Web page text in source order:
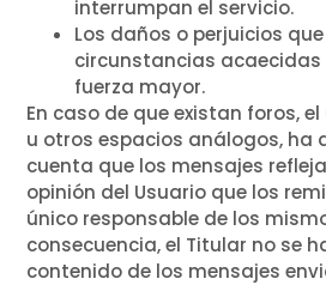
interrumpan el servicio.
Los daños o perjuicios
circunstancias
fuerza mayor.
En caso de que existan foros,
u otros espacios análogos, ha
cuenta que los mensajes
opinión del Usuario que los
único responsable de los
consecuencia, el Titular no se
contenido de los mensajes